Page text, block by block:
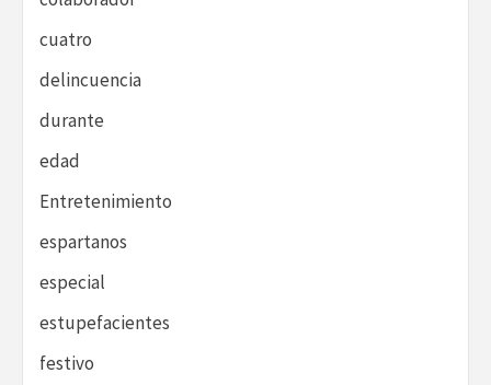
cuatro
delincuencia
durante
edad
Entretenimiento
espartanos
especial
estupefacientes
festivo